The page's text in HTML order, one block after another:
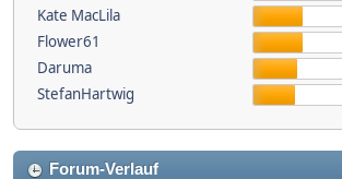
Kate MacLila
Flower61
Daruma
StefanHartwig
Forum-Verlauf